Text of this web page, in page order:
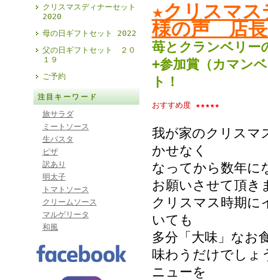
クリスマスディナーセット
2020
母の日ギフトセット 2022
父の日ギフトセット ２０
１９
ご予約
注目キーワード
旅サラダ
ミートソース
生パスタ
ピザ
訳あり
明太子
トマトソース
クリームソース
マルゲリータ
和風
★クリスマ
様の声 店
苺とクランベリー
+参加賞（カマン
ト！
おすすめ度 ★★★★★
我が家のクリスマ
かせなく
なってから数年に
お願いさせて頂き
クリスマス時期に
いても
多分「大味」なお
味わうだけでしょ
ニューを